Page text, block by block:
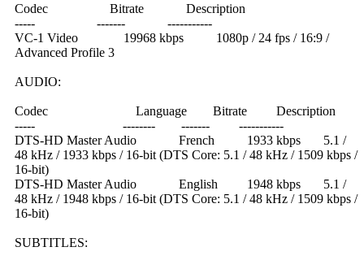
Codec Bitrate Description
----- ------- -----------
VC-1 Video 19968 kbps 1080p / 24 fps / 16:9 /
Advanced Profile 3
AUDIO:
Codec Language Bitrate Description
----- -------- ------- -----------
DTS-HD Master Audio French 1933 kbps 5.1 /
48 kHz / 1933 kbps / 16-bit (DTS Core: 5.1 / 48 kHz / 1509 kbps /
16-bit)
DTS-HD Master Audio English 1948 kbps 5.1 /
48 kHz / 1948 kbps / 16-bit (DTS Core: 5.1 / 48 kHz / 1509 kbps /
16-bit)
SUBTITLES: